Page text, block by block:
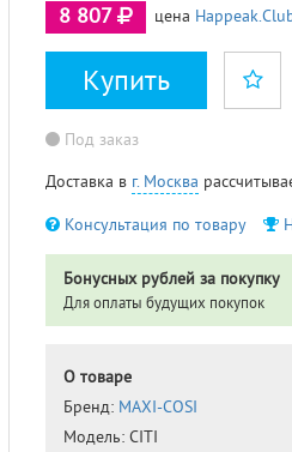
8 807 цена
Купить
Под заказ
Доставка в г. Москва
Консультация по товару
Бонусных рублей за покупку
Для оплаты будущих покупок
О товаре
Бренд: MAXI-COSI
Модель: CITI